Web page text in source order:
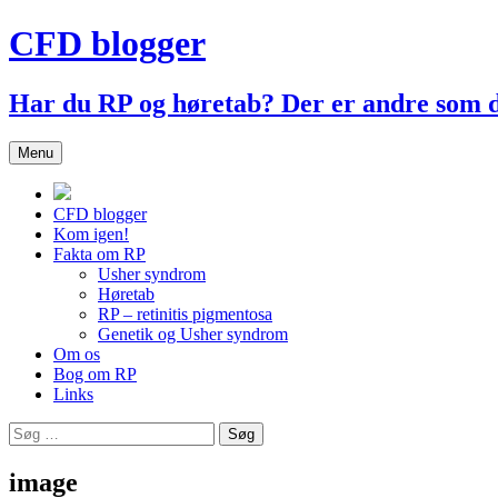
Hop
til
CFD blogger
Har du RP og høretab? Der er andre
Menu
CFD blogger
Kom igen!
Fakta om RP
Usher syndrom
Høretab
RP – retinitis pigmentosa
Genetik og Usher syndrom
Om os
Bog om RP
Links
Søg
efter:
image